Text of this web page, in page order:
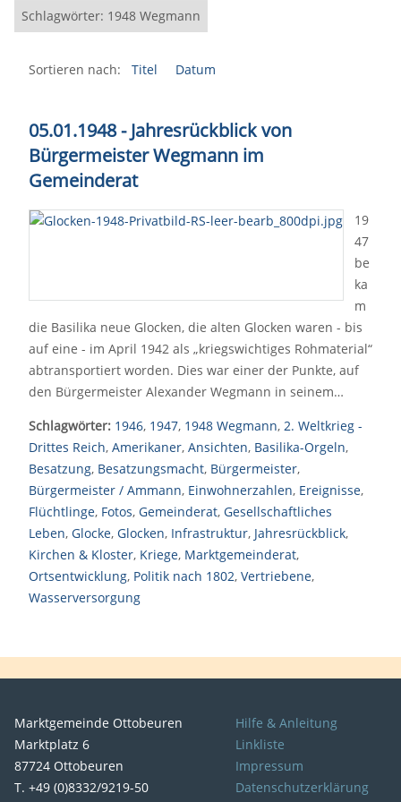
Schlagwörter: 1948 Wegmann
Sortieren nach: Titel Datum
05.01.1948 - Jahresrückblick von
Bürgermeister Wegmann im
Gemeinderat
19
47
be
ka
m
die Basilika neue Glocken, die alten Glocken waren - bis
auf eine - im April 1942 als „kriegswichtiges Rohmaterial“
abtransportiert worden. Dies war einer der Punkte, auf
den Bürgermeister Alexander Wegmann in seinem…
Schlagwörter: 1946, 1947, 1948 Wegmann, 2. Weltkrieg -
Drittes Reich, Amerikaner, Ansichten, Basilika-Orgeln,
Besatzung, Besatzungsmacht, Bürgermeister,
Bürgermeister / Ammann, Einwohnerzahlen, Ereignisse,
Flüchtlinge, Fotos, Gemeinderat, Gesellschaftliches
Leben, Glocke, Glocken, Infrastruktur, Jahresrückblick,
Kirchen & Kloster, Kriege, Marktgemeinderat,
Ortsentwicklung, Politik nach 1802, Vertriebene,
Wasserversorgung
Marktgemeinde Ottobeuren
Marktplatz 6
87724 Ottobeuren
T. +49 (0)8332/9219-50
Hilfe & Anleitung
Linkliste
Impressum
Datenschutzerklärung